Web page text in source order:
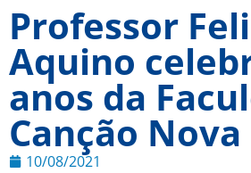
Professor
Aquino
anos da
Canção Nova
10/08/2021